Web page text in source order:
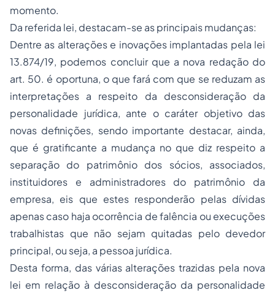
momento.
Da referida lei, destacam-se as principais mudanças:
Dentre as alterações e inovações implantadas pela lei
13.874/19, podemos concluir que a nova redação do
art. 50. é oportuna, o que fará com que se reduzam as
interpretações a respeito da desconsideração da
personalidade jurídica, ante o caráter objetivo das
novas definições, sendo importante destacar, ainda,
que é gratificante a mudança no que diz respeito a
separação do patrimônio dos sócios, associados,
instituidores e administradores do patrimônio da
empresa, eis que estes responderão pelas dívidas
apenas caso haja ocorrência de falência ou execuções
trabalhistas que não sejam quitadas pelo devedor
principal, ou seja, a pessoa jurídica.
Desta forma, das várias alterações trazidas pela nova
lei em relação à desconsideração da personalidade